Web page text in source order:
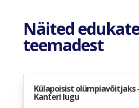
Näited
teemadest
Külapoisist olümpiavõitjaks
Kanteri lugu